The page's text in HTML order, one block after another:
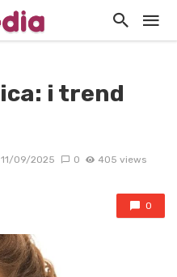
i trend
11/09/2025 0 405 views
0